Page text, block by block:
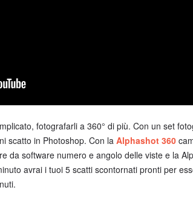
fotografarli a 360° di più. Con un set
scatto in Photoshop. Con la Alphashot 360
da software numero e angolo delle viste e la
avrai i tuoi 5 scatti scontornati pronti per